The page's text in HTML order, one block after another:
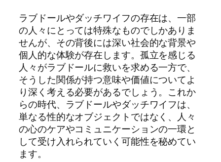
ラブドールやダッチワイフの存在は、一部
の人々にとっては特殊なものでしかありま
せんが、その背後には深い社会的な背景や
個人的な体験が存在します。孤立を感じる
人々がラブドールに救いを求める一方で、
そうした関係が持つ意味や価値についてよ
り深く考える必要があるでしょう。これか
らの時代、ラブドールやダッチワイフは、
単なる性的なオブジェクトではなく、人々
の心のケアやコミュニケーションの一環と
して受け入れられていく可能性を秘めてい
ます。